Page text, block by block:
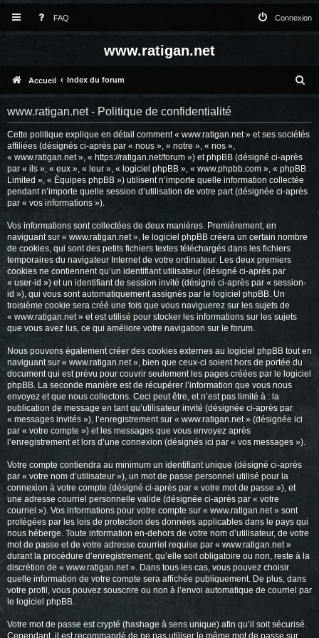
FAQ Connexion
www.ratigan.net
Accueil Index du forum
www.ratigan.net - Politique de confidentialité
Cette politique explique en détail comment « www.ratigan.net » et ses sociétés
affiliées (désignés ci-après par « nous », « notre », « nos »,
« www.ratigan.net », « https://ratigan.net/forum ») et phpBB (désigné ci-après
par « ils », « eux », « leur », « logiciel phpBB », « www.phpbb.com », « phpBB
Limited », « Équipes phpBB ») utilisent n’importe quelle information collectée
pendant n’importe quelle session d’utilisation de votre part (désignée ci-après
par « vos informations »).
Vos informations sont collectées de deux manières. Premièrement, en
naviguant sur « www.ratigan.net », le logiciel phpBB créera un certain nombre
de cookies, qui sont des petits fichiers textes téléchargés dans les fichiers
temporaires du navigateur Internet de votre ordinateur. Les deux premiers
cookies ne contiennent qu’un identifiant utilisateur (désigné ci-après par
« user-id ») et un identifiant de session invité (désigné ci-après par « session-
id »), qui vous sont automatiquement assignés par le logiciel phpBB. Un
troisième cookie sera créé une fois que vous naviguerez sur les sujets de
« www.ratigan.net » et est utilisé pour stocker les informations sur les sujets
que vous avez lus, ce qui améliore votre navigation sur le forum.
Nous pouvons également créer des cookies externes au logiciel phpBB tout en
naviguant sur « www.ratigan.net », bien que ceux-ci soient hors de portée du
document qui est prévu pour couvrir seulement les pages créées par le logiciel
phpBB. La seconde manière est de récupérer l’information que vous nous
envoyez et que nous collectons. Ceci peut être, et n’est pas limité à : la
publication de message en tant qu’utilisateur invité (désignée ci-après par
« messages invités »), l’enregistrement sur « www.ratigan.net » (désignée ici
par « votre compte ») et les messages que vous envoyez après
l’enregistrement et lors d’une connexion (désignés ici par « vos messages »).
Votre compte contiendra au minimum un identifiant unique (désigné ci-après
par « votre nom d’utilisateur »), un mot de passe personnel utilisé pour la
connexion à votre compte (désigné ci-après par « votre mot de passe »), et
une adresse courriel personnelle valide (désignée ci-après par « votre
courriel »). Vos informations pour votre compte sur « www.ratigan.net » sont
protégées par les lois de protection des données applicables dans le pays qui
nous héberge. Toute information en-dehors de votre nom d’utilisateur, de votre
mot de passe et de votre adresse courriel requise par « www.ratigan.net »
durant la procédure d’enregistrement, qu’elle soit obligatoire ou non, reste à la
discrétion de « www.ratigan.net ». Dans tous les cas, vous pouvez choisir
quelle information de votre compte sera affichée publiquement. De plus, dans
votre profil, vous pouvez souscrire ou non à l’envoi automatique de courriel par
le logiciel phpBB.
Votre mot de passe est crypté (hashage à sens unique) afin qu’il soit sécurisé.
Cependant, il est recommandé de ne pas utiliser le même mot de passe sur